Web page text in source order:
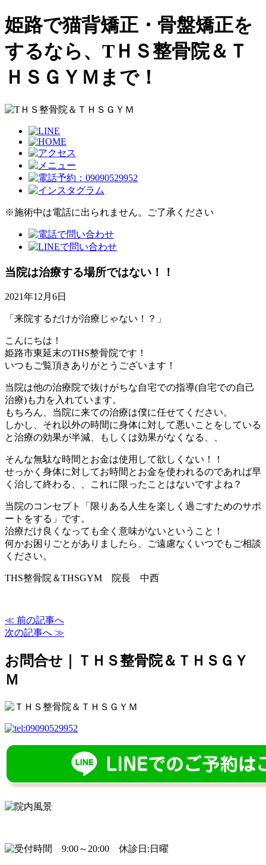
姫路で猫背矯正・骨盤矯正を
するなら、TＨＳ整骨院＆Ｔ
ＨＳＧＹＭまで！
※施術中は電話に出られません。ご了承ください
当院は治療する場所ではない！！
2021年12月6日
「来院するだけが治療じゃない！？」
こんにちは！
姫路市東延末のTHS整骨院です！
いつもご覧頂きありがとうございます！
当院は他の治療院で抜けがちな自宅での指導(自宅での自己
治療)も力を入れています。
もちろん、当院に来ての治療は僕に任せてください。
しかし、それ以外の時間に身体に対して悪いことをしている
と治療の効果が半減、もしくは効果がなくなる、、
そんな無駄な時間とお金は使用して欲しくない！！
せっかく身体に対してお時間とお金を使われるのであれば早
く治して終わる、、これに限ったことはないですよね？
当院のコンセプト「限りある人生を楽しく過ごすためのサポ
ートをする」です。
治療だけ良くなっても全く意味がないということ！
何かお困りごとがありましたら、ご遠慮なくいつでもご相談
ください。
THS整骨院＆THSGYM 院長 中西
≪ 前の記事へ
次の記事へ ≫
お問合せ｜ＴＨＳ整骨院＆ＴＨＳＧＹ
Ｍ